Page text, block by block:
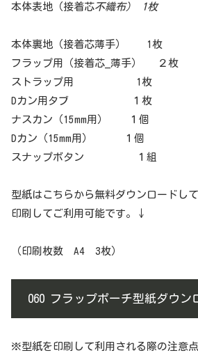
本体表地（接着芯不織布） 1枚
本体裏地（接着芯薄手） 1枚
フラップ用（接着芯_薄手） ２枚
ストラップ用 1枚
Dカン用タブ １枚
ナスカン（15mm用） １個
Dカン（15mm用） １個
スナップボタン １組
型紙はこちらから無料ダウンロードし
印刷してご利用可能です。↓
（印刷枚数 A4 3枚）
060 フラップポーチ型紙ダウン
※型紙を印刷して利用される際の注意